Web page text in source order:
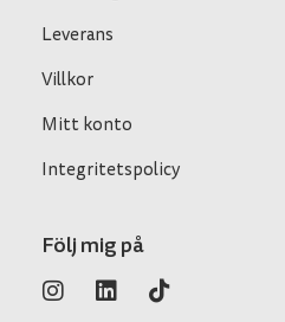
Leverans
Villkor
Mitt konto
Integritetspolicy
Följ mig på